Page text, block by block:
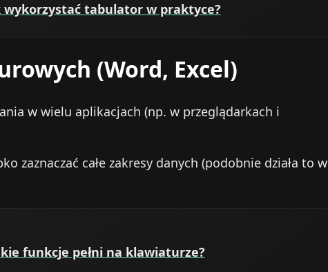
wykorzystać tabulator w praktyce?
(Word, Excel)
w wielu aplikacjach (np. w przeglądarkach i
zaznaczać całe zakresy danych (podobnie działa to w
funkcje pełni na klawiaturze?